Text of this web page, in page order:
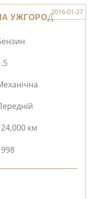
УЖГОРОД
2016-01-27
км